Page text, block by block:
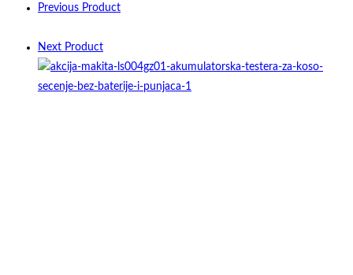
Previous Product
Next Product